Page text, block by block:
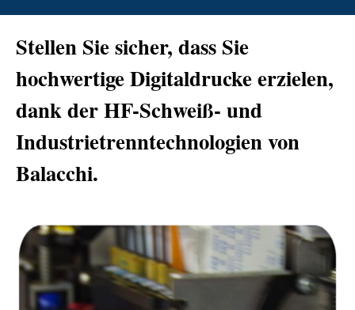
Stellen Sie sicher, dass Sie
hochwertige Digitaldrucke erzielen,
dank der HF-Schweiß- und
Industrietrenntechnologien von
Balacchi.